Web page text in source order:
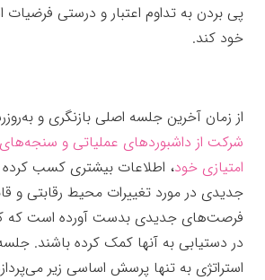
پی بردن به تداوم اعتبار و درستی فرضیات
خود کند.
از زمان آخرین جلسه اصلی بازنگری و
شرکت از داشبوردهای عملیاتی و
امتیازی خود، اطلاعات بیشتری کسب
جدیدی در مورد تغییرات محیط رقابتی و
فرصت‌های جدیدی بدست آورده است که
در دستیابی به آنها کمک کرده باشند. جلسه
استراتژی به تنها پرسش اساسی زیر